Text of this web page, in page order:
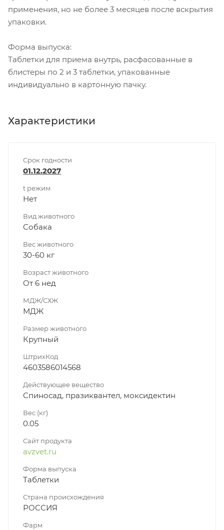
применения, но не более 3 месяцев после вскрытия
упаковки.
Форма выпуска:
Таблетки для приема внутрь, расфасованные в
блистеры по 2 и 3 таблетки, упакованные
индивидуально в картонную пачку.
Характеристики
Срок годности
01.12.2027
t режим
Нет
Вид животного
Собака
Вес животного
30-60 кг
Возраст животного
От 6 нед
МДЖ/СХЖ
МДЖ
Размер животного
Крупный
ШтрихКод
4603586014568
Действующее вещество
Спиносад, празиквантел, моксидектин
Вес (кг)
0.05
Сайт продукта
avzvet.ru
Форма выпуска
Таблетки
Страна происхождения
РОССИЯ
Фарм